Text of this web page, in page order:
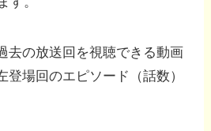
去の放送回を視聴できる動画
登場回のエピソード（話数）